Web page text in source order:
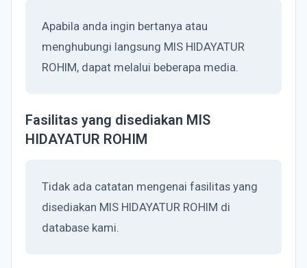
Apabila anda ingin bertanya atau
menghubungi langsung MIS HIDAYATUR
ROHIM, dapat melalui beberapa media.
Fasilitas yang disediakan MIS
HIDAYATUR ROHIM
Tidak ada catatan mengenai fasilitas yang
disediakan MIS HIDAYATUR ROHIM di
database kami.